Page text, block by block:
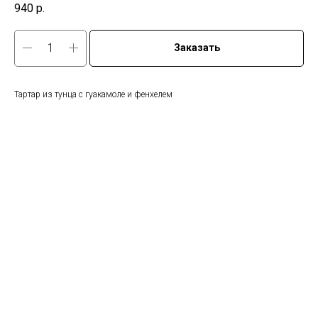
940 р.
Заказать
Тартар из тунца с гуакамоле и фенхелем